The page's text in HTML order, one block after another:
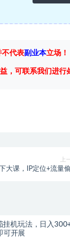
不代表副业本立场！
，可联系我们进
上
大课，IP定位+流量
挂机玩法，日入300+
可开展